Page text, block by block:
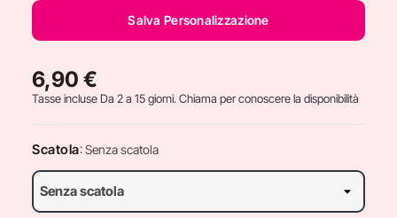
Salva Personalizzazione
6,90 €
Tasse incluseDa 2 a 15 giorni. Chiama per conoscere la disponibilità
Scatola: Senza scatola